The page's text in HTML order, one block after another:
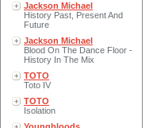
Jackson Michael
History Past, Present And
Future
Jackson Michael
Blood On The Dance Floor -
History In The Mix
TOTO
Toto IV
TOTO
Isolation